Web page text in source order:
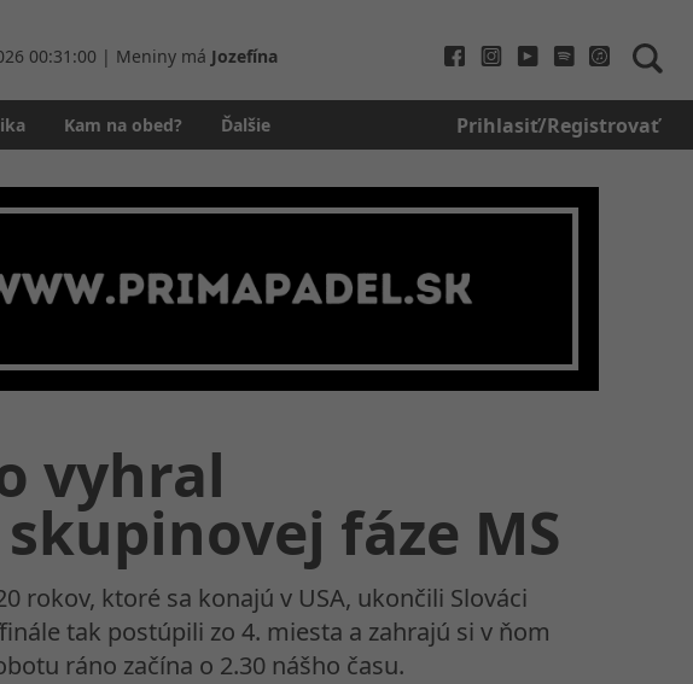
00:31:02 | Meniny má Jozefína
Kam na obed? Ďalšie Prihlasiť/Registrovať
vyhral
fáze MS
rokov, ktoré sa konajú v USA, ukončili Slováci
tak postúpili zo 4. miesta a zahrajú si v ňom
ráno začína o 2.30 nášho času.